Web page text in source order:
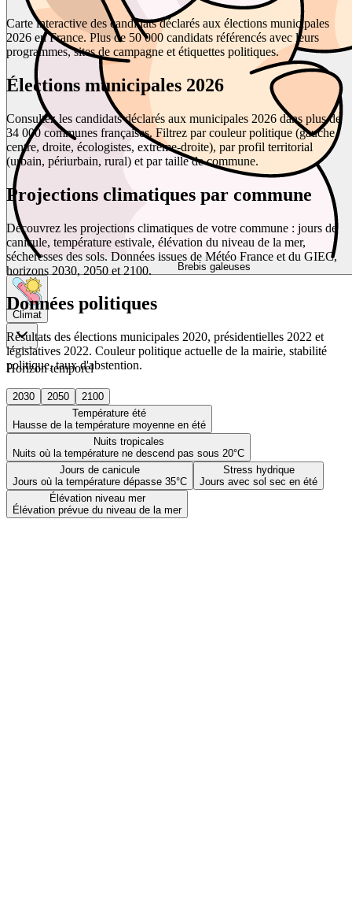
Brebis galeuses
Climat
Horizon temporel
2030 2050
2100
Température été
Hausse de la température moyenne en été
Nuits tropicales
Nuits où la température ne descend pas sous 20°C
Jours de canicule
Jours où la température dépasse 35°C
Stress hydrique
Jours avec sol sec en été
Élévation niveau mer
Élévation prévue du niveau de la mer
Carte interactive des candidats déclarés aux élections municipales
2026 en France. Plus de 50 000 candidats référencés avec leurs
programmes, sites de campagne et étiquettes politiques.
Élections municipales 2026
Consultez les candidats déclarés aux municipales 2026 dans plus de
34 000 communes françaises. Filtrez par couleur politique (gauche,
centre, droite, écologistes, extrême-droite), par profil territorial
(urbain, périurbain, rural) et par taille de commune.
Projections climatiques par commune
Découvrez les projections climatiques de votre commune : jours de
canicule, température estivale, élévation du niveau de la mer,
sécheresses des sols. Données issues de Météo France et du GIEC,
horizons 2030, 2050 et 2100.
Données politiques
Résultats des élections municipales 2020, présidentielles 2022 et
législatives 2022. Couleur politique actuelle de la mairie, stabilité
politique, taux d'abstention.